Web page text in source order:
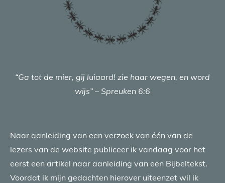
“Ga tot de mier, gij luiaard! zie haar wegen, en word
wijs” – Spreuken 6:6
Naar aanleiding van een verzoek van één van de
lezers van de website publiceer ik vandaag voor het
eerst een artikel naar aanleiding van een Bijbeltekst.
Voordat ik mijn gedachten hierover uiteenzet wil ik